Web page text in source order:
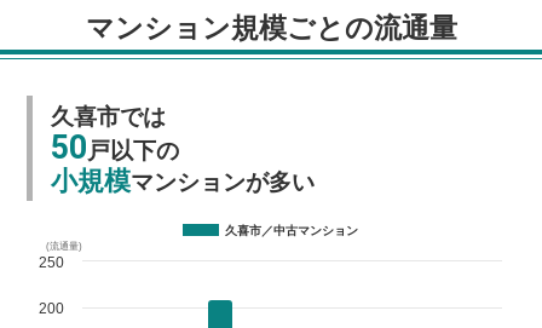
マンション規模ごとの流通量
久喜市では
50戸以下の
小規模マンションが多い
(流通量)
久喜市／中古マンション
200
250